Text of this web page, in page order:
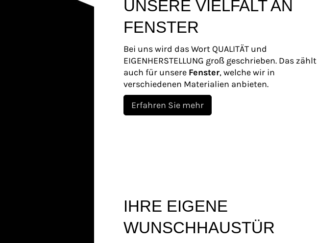
UNSERE VIELFALT AN
FENSTER
Bei uns wird das Wort QUALITÄT und
EIGENHERSTELLUNG groß geschrieben. Das zählt
auch für unsere Fenster, welche wir in
verschiedenen Materialien anbieten.
Erfahren Sie mehr
IHRE EIGENE
WUNSCHHAUSTÜR